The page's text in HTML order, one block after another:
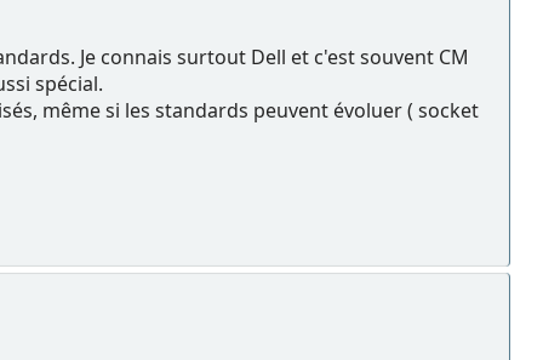
Je connais surtout Dell et c'est souvent CM
spécial.
même si les standards peuvent évoluer ( socket